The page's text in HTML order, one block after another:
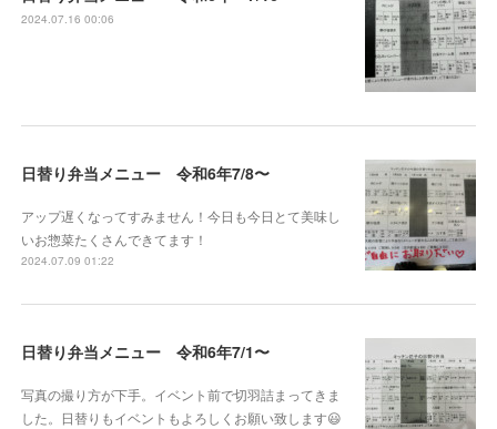
2024.07.16 00:06
日替り弁当メニュー 令和6年7/8〜
アップ遅くなってすみません！今日も今日とて美味し
いお惣菜たくさんできてます！
2024.07.09 01:22
日替り弁当メニュー 令和6年7/1〜
写真の撮り方が下手。イベント前で切羽詰まってきま
した。日替りもイベントもよろしくお願い致します😃